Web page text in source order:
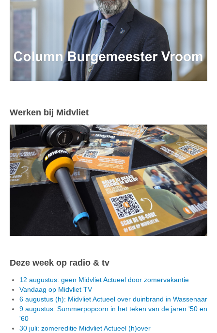
Werken bij Midvliet
Deze week op radio & tv
12 augustus: geen Midvliet Actueel door zomervakantie
Vandaag op Midvliet TV
6 augustus (h): Midvliet Actueel over duinbrand in Wassenaar
9 augustus: Summerpopcorn in het teken van de jaren '50 en
'60
30 juli: zomereditie Midvliet Actueel (h)over